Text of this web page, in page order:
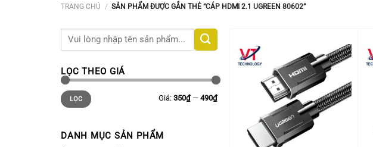
TRANG CHỦ / SẢN PHẨM ĐƯỢC GẮN THẺ “CÁP HDMI 2.1 UGREEN 80602”
Tìm
LỌC THEO GIÁ
Giá
thấp
nhất
Giá
cao
nhất
LỌC Giá: 350₫— 490₫
DANH MỤC SẢN PHẨM